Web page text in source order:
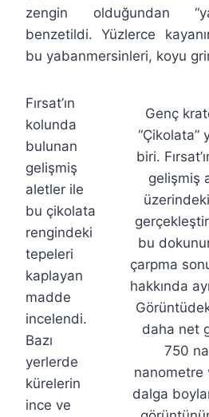
zengin olduğundan
benzetildi. Yüzlerce
bu yabanmersinleri, koyu
Genç
“Çikolata”
biri.
gelişmiş
bu
çarpma
hakkında
daha net
750
nanometre
dalga
Fırsat’ın
kolunda
bulunan
gelişmiş
aletler ile
bu çikolata
rengindeki
tepeleri
kaplayan
madde
incelendi.
Bazı
yerlerde
kürelerin
ince ve